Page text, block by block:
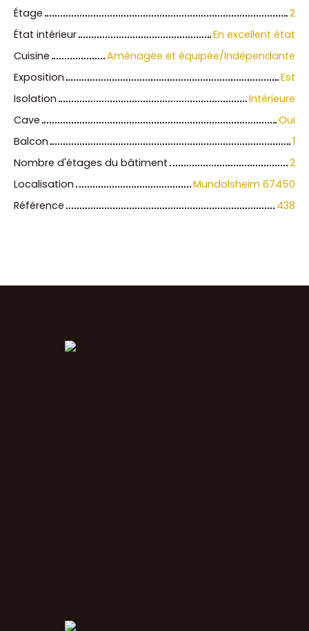
Étage
2
État intérieur
En excellent état
Cuisine
Aménagée et équipée/Indépendante
Exposition
Est
Isolation
Intérieure
Cave
Oui
Balcon
1
Nombre d'étages du bâtiment
2
Localisation
Mundolsheim 67450
Référence
438